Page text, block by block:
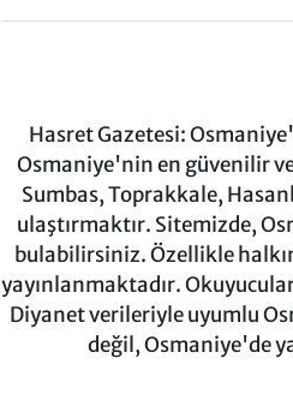
Hasret Gazetesi:
Osmaniye'nin en güvenilir
Sumbas, Toprakkale,
ulaştırmaktır. Sitemizde,
bulabilirsiniz. Özellikle
yayınlanmaktadır.
Diyanet verileriyle uyumlu
değil, Osmaniye'de